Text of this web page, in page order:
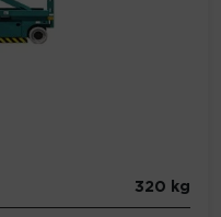
320 kg